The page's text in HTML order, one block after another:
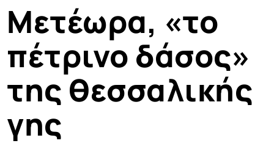
Μετέωρα, «το
πέτρινο δάσος»
της θεσσαλικής
γης